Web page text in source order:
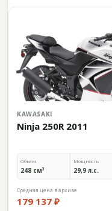
KAWASAKI
Ninja 250R 2011
Объём
248 см³
Мощность
29,9 л.с.
Средняя цена в архиве
179 137 ₽